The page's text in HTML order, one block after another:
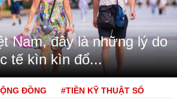
Nam, đây là những lý do
tế kìn kìn đổ...
ĐỒNG #TIỀN KỸ THUẬT SỐ